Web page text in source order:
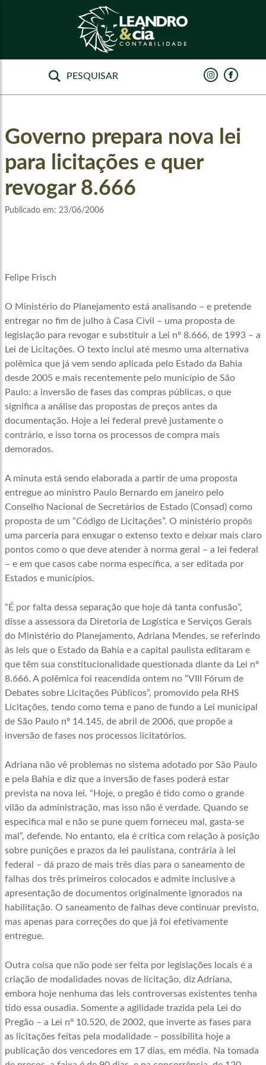
Governo prepara nova lei
para licitações e quer
revogar 8.666
Publicado em: 23/06/2006
Felipe Frisch
O Ministério do Planejamento está analisando – e pretende
entregar no fim de julho à Casa Civil – uma proposta de
legislação para revogar e substituir a Lei nº 8.666, de 1993 – a
Lei de Licitações. O texto inclui até mesmo uma alternativa
polêmica que já vem sendo aplicada pelo Estado da Bahia
desde 2005 e mais recentemente pelo município de São
Paulo: a inversão de fases das compras públicas, o que
significa a análise das propostas de preços antes da
documentação. Hoje a lei federal prevê justamente o
contrário, e isso torna os processos de compra mais
demorados.
A minuta está sendo elaborada a partir de uma proposta
entregue ao ministro Paulo Bernardo em janeiro pelo
Conselho Nacional de Secretários de Estado (Consad) como
proposta de um “Código de Licitações”. O ministério propôs
uma parceria para enxugar o extenso texto e deixar mais claro
pontos como o que deve atender à norma geral – a lei federal
– e em que casos cabe norma específica, a ser editada por
Estados e municípios.
“É por falta dessa separação que hoje dá tanta confusão”,
disse a assessora da Diretoria de Logística e Serviços Gerais
do Ministério do Planejamento, Adriana Mendes, se referindo
às leis que o Estado da Bahia e a capital paulista editaram e
que têm sua constitucionalidade questionada diante da Lei nº
8.666. A polêmica foi reacendida ontem no “VIII Fórum de
Debates sobre Licitações Públicos”, promovido pela RHS
Licitações, tendo como tema e pano de fundo a Lei municipal
de São Paulo nº 14.145, de abril de 2006, que propõe a
inversão de fases nos processos licitatórios.
Adriana não vê problemas no sistema adotado por São Paulo
e pela Bahia e diz que a inversão de fases poderá estar
prevista na nova lei. “Hoje, o pregão é tido como o grande
vilão da administração, mas isso não é verdade. Quando se
especifica mal e não se pune quem forneceu mal, gasta-se
mal”, defende. No entanto, ela é crítica com relação à posição
sobre punições e prazos da lei paulistana, contrária à lei
federal – dá prazo de mais três dias para o saneamento de
falhas dos três primeiros colocados e admite inclusive a
apresentação de documentos originalmente ignorados na
habilitação. O saneamento de falhas deve continuar previsto,
mas apenas para correções do que já foi efetivamente
entregue.
Outra coisa que não pode ser feita por legislações locais é a
criação de modalidades novas de licitação, diz Adriana,
embora hoje nenhuma das leis controversas existentes tenha
tido essa ousadia. Somente a agilidade trazida pela Lei do
Pregão – a Lei nº 10.520, de 2002, que inverte as fases para
as licitações feitas pela modalidade – possibilita hoje a
publicação dos vencedores em 17 dias, em média. Na tomada